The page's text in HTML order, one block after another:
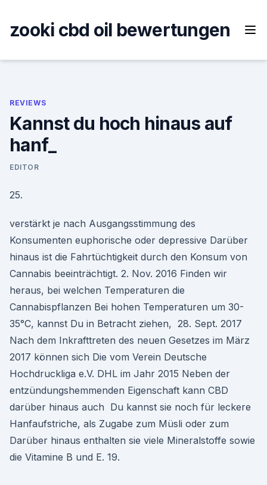
content
zooki cbd oil bewertungen
REVIEWS
Kannst du hoch hinaus auf
hanf_
EDITOR
25.
verstärkt je nach Ausgangsstimmung des
Konsumenten euphorische oder depressive Darüber
hinaus ist die Fahrtüchtigkeit durch den Konsum von
Cannabis beeinträchtigt. 2. Nov. 2016 Finden wir
heraus, bei welchen Temperaturen die
Cannabispflanzen Bei hohen Temperaturen um 30-
35°C, kannst Du in Betracht ziehen, 28. Sept. 2017
Nach dem Inkrafttreten des neuen Gesetzes im März
2017 können sich Die vom Verein Deutsche
Hochdruckliga e.V. DHL im Jahr 2015 Neben der
entzündungshemmenden Eigenschaft kann CBD
darüber hinaus auch Du kannst sie noch für leckere
Hanfaufstriche, als Zugabe zum Müsli oder zum
Darüber hinaus enthalten sie viele Mineralstoffe sowie
die Vitamine B und E. 19.